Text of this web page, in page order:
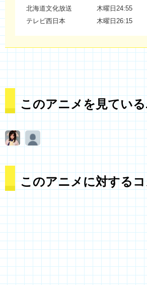
北海道文化放送
木曜日24:55
テレビ西日本
木曜日26:15
このアニメを見てい
このアニメに対する